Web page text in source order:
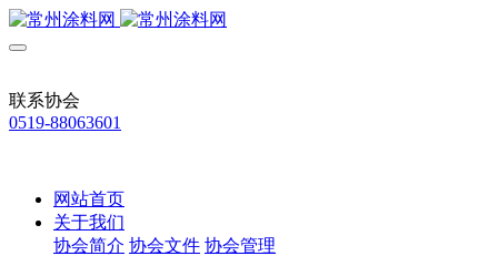
联系协会
0519-88063601
网站首页
关于我们
协会简介 协会文件 协会管理